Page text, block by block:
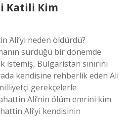
Katili Kim
Ali’yi neden öldürdü?
sürdüğü bir dönemde
istemiş, Bulgaristan sınırını
kendisine rehberlik eden Ali
gerekçelerle
Ali’nin ölüm emrini kim
Ali’yi kendisinin